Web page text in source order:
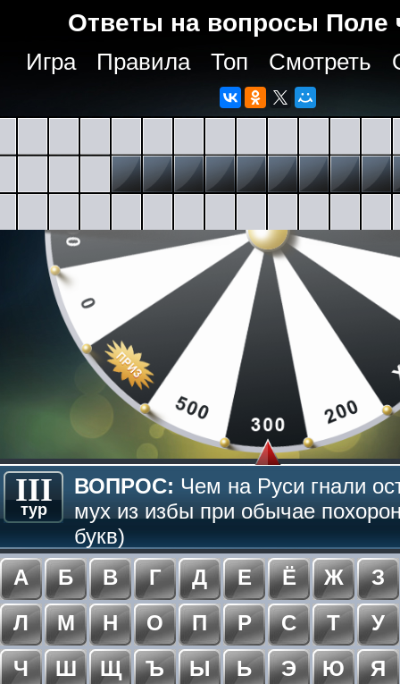
Ответы на вопросы Поле
Игра Правила Топ Смотреть
III
тур
ВОПРОС: Чем на Руси гнали
мух из избы при обычае
букв)
А
Б В Г Д Е Ё Ж
З
Л
М Н О П Р С Т
У
Ч
Ш Щ Ъ Ы Ь Э Ю Я